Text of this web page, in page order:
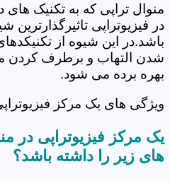
منوال تراپی که به تکنیک
در فیزیوتراپی تاثیرگذارترین
باشد.در این شیوه از
شدن التهاب و برطرف
بهره برده می شود.
ویژگی های یک مرکز
یک مرکز فیزیوتراپی در
های زیر را داشته باشد؟